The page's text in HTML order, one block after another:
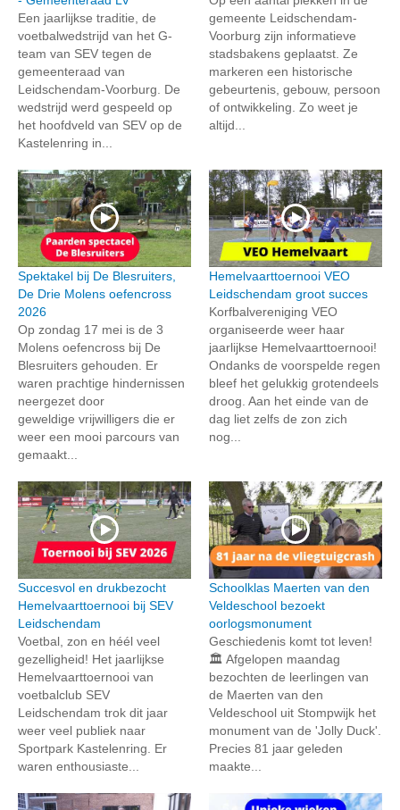
Een jaarlijkse traditie, de
voetbalwedstrijd van het G-
team van SEV tegen de
gemeenteraad van
Leidschendam-Voorburg. De
wedstrijd werd gespeeld op
het hoofdveld van SEV op de
Kastelenring in...
gemeente Leidschendam-
Voorburg zijn informatieve
stadsbakens geplaatst. Ze
markeren een historische
gebeurtenis, gebouw, persoon
of ontwikkeling. Zo weet je
altijd...
Spektakel bij De Blesruiters,
De Drie Molens oefencross
2026
Op zondag 17 mei is de 3
Molens oefencross bij De
Blesruiters gehouden. Er
waren prachtige hindernissen
neergezet door
geweldige vrijwilligers die er
weer een mooi parcours van
gemaakt...
Hemelvaarttoernooi VEO
Leidschendam groot succes
Korfbalvereniging VEO
organiseerde weer haar
jaarlijkse Hemelvaarttoernooi!
Ondanks de voorspelde regen
bleef het gelukkig grotendeels
droog. Aan het einde van de
dag liet zelfs de zon zich
nog...
Succesvol en drukbezocht
Hemelvaarttoernooi bij SEV
Leidschendam
Voetbal, zon en héél veel
gezelligheid! Het jaarlijkse
Hemelvaarttoernooi van
voetbalclub SEV
Leidschendam trok dit jaar
weer veel publiek naar
Sportpark Kastelenring. Er
waren enthousiaste...
Schoolklas Maerten van den
Veldeschool bezoekt
oorlogsmonument
Geschiedenis komt tot leven!
🏛️ Afgelopen maandag
bezochten de leerlingen van
de Maerten van den
Veldeschool uit Stompwijk het
monument van de 'Jolly Duck'.
Precies 81 jaar geleden
maakte...